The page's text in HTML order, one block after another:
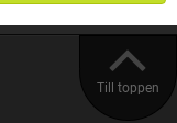
Till toppen